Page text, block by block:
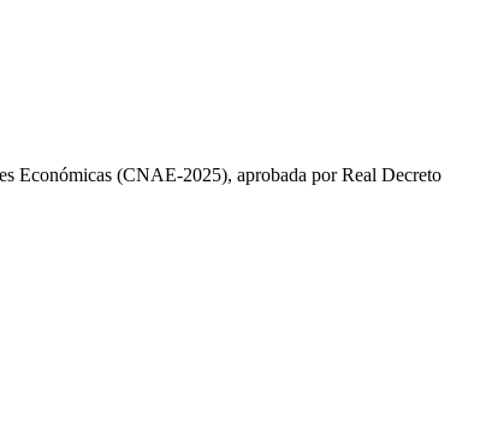
Económicas (CNAE-2025), aprobada por Real Decreto